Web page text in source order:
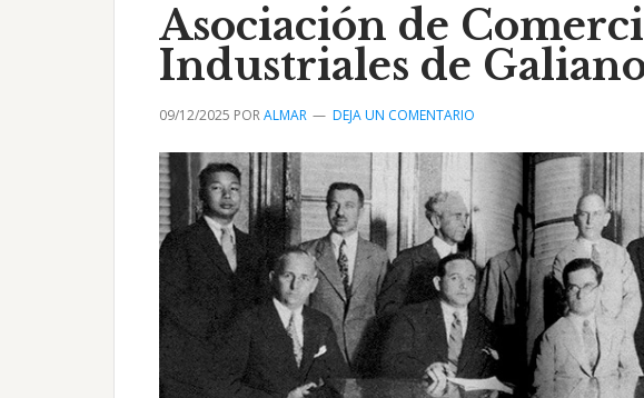
Asociación de
Industriales de
09/12/2025 PORALMAR DEJA UN COMENTARIO